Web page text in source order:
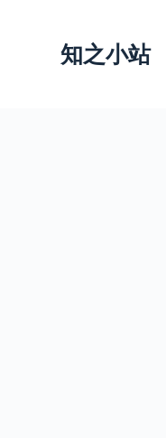
知之小站